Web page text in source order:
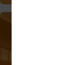
savoir